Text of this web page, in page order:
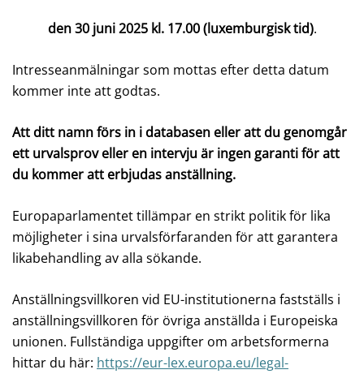
den 30 juni 2025 kl. 17.00 (luxemburgisk tid).
Intresseanmälningar som mottas efter detta datum
kommer inte att godtas.
Att ditt namn förs in i databasen eller att du genomgår
ett urvalsprov eller en intervju är ingen garanti för att
du kommer att erbjudas anställning.
Europaparlamentet tillämpar en strikt politik för lika
möjligheter i sina urvalsförfaranden för att garantera
likabehandling av alla sökande.
Anställningsvillkoren vid EU-institutionerna fastställs i
anställningsvillkoren för övriga anställda i Europeiska
unionen. Fullständiga uppgifter om arbetsformerna
hittar du här: https://eur-lex.europa.eu/legal-